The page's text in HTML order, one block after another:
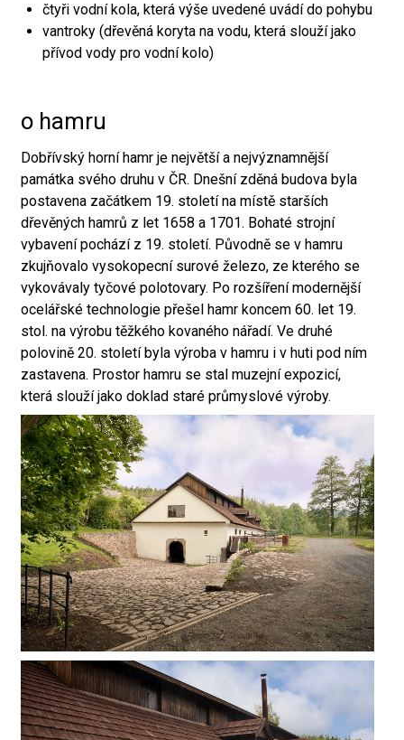
čtyři vodní kola, která výše uvedené uvádí do pohybu
vantroky (dřevěná koryta na vodu, která slouží jako
přívod vody pro vodní kolo)
o hamru
Dobřívský horní hamr je největší a nejvýznamnější
památka svého druhu v ČR. Dnešní zděná budova byla
postavena začátkem 19. století na místě starších
dřevěných hamrů z let 1658 a 1701. Bohaté strojní
vybavení pochází z 19. století. Původně se v hamru
zkujňovalo vysokopecní surové železo, ze kterého se
vykovávaly tyčové polotovary. Po rozšíření modernější
ocelářské technologie přešel hamr koncem 60. let 19.
stol. na výrobu těžkého kovaného nářadí. Ve druhé
polovině 20. století byla výroba v hamru i v huti pod ním
zastavena. Prostor hamru se stal muzejní expozicí,
která slouží jako doklad staré průmyslové výroby.